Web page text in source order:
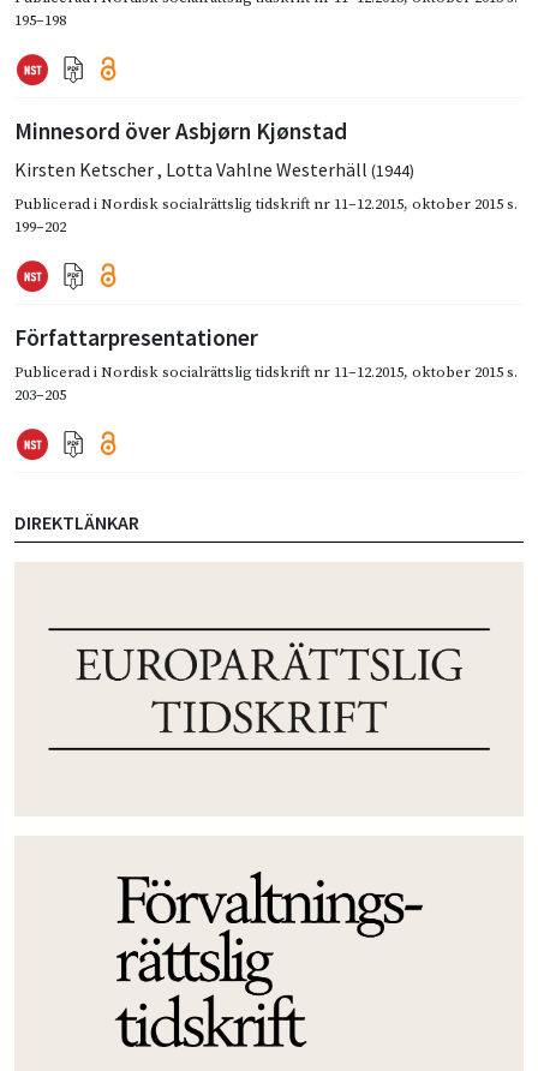
195–198
Minnesord över Asbjørn Kjønstad
Kirsten Ketscher, Lotta Vahlne Westerhäll (1944)
Publicerad iNordisk socialrättslig tidskrift nr 11–12.2015, oktober 2015s.
199–202
Författarpresentationer
Publicerad iNordisk socialrättslig tidskrift nr 11–12.2015, oktober 2015s.
203–205
DIREKTLÄNKAR